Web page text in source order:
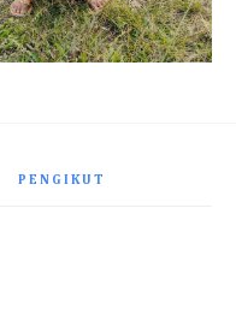
PENGIKUT